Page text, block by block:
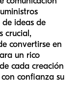
ideas de
crucial,
convertirse en
un rico
cada creación
confianza su